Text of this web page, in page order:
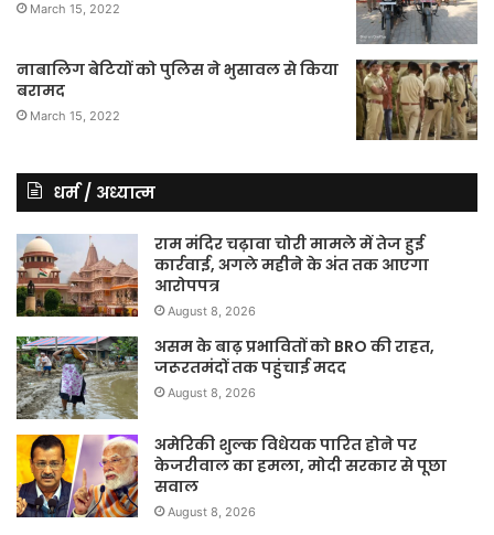
March 15, 2022
नाबालिग बेटियों को पुलिस ने भुसावल से किया
बरामद
March 15, 2022
धर्म / अध्यात्म
राम मंदिर चढ़ावा चोरी मामले में तेज हुई
कार्रवाई, अगले महीने के अंत तक आएगा
आरोपपत्र
August 8, 2026
असम के बाढ़ प्रभावितों को BRO की राहत,
जरूरतमंदों तक पहुंचाई मदद
August 8, 2026
अमेरिकी शुल्क विधेयक पारित होने पर
केजरीवाल का हमला, मोदी सरकार से पूछा
सवाल
August 8, 2026